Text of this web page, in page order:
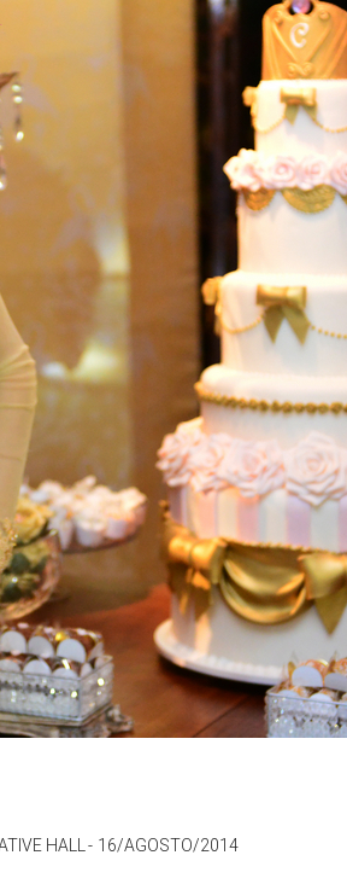
HALL 16/AGOSTO/2014